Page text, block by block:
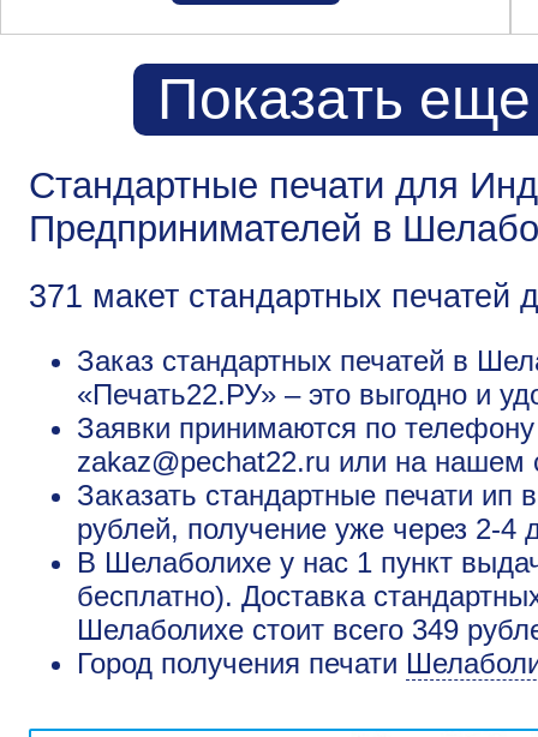
Показать
Стандартные печати для
Предпринимателей в
371 макет стандартных печатей
Заказ стандартных печатей в
«Печать22.РУ» – это выгодно и
Заявки принимаются по
zakaz@pechat22.ru или на нашем
Заказать стандартные печати
рублей, получение уже через 2-4
В Шелаболихе у нас 1 пункт
бесплатно). Доставка
Шелаболихе стоит всего 349
Город получения печати